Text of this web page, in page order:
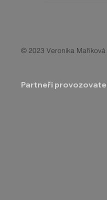
© 2023 Veronika Maříková
Partneři